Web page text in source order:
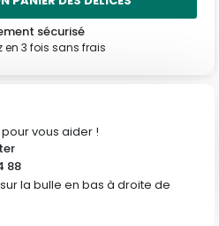
sécurisé
en 3 fois sans frais
vous aider !
88
la bulle en bas à droite de